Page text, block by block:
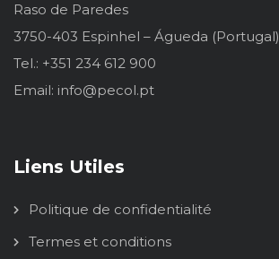
Raso de Paredes
3750-403 Espinhel – Águeda (Portugal)
Tel.: +351 234 612 900
Email: info@pecol.pt
Liens Utiles
Politique de confidentialité
Termes et conditions